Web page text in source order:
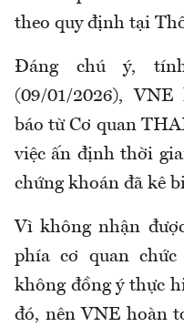
theo quy định tại
Đáng chú ý,
(09/01/2026),
báo từ Cơ quan
việc ấn định thời
chứng khoán đã kê
Vì không nhận
phía cơ quan
không đồng ý thực
đó, nên VNE hoàn